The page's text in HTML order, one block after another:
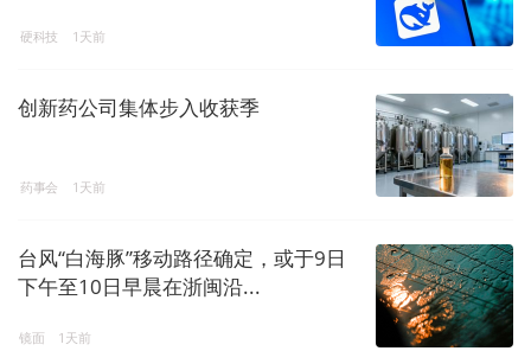
硬科技 1天前
创新药公司集体步入收获季
药事会 1天前
台风“白海豚”移动路径确定，或于9日
下午至10日早晨在浙闽沿...
镜面 1天前